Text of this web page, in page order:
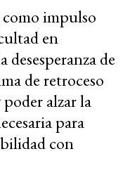
impulso
en
de
de retroceso
alzar la
para
con